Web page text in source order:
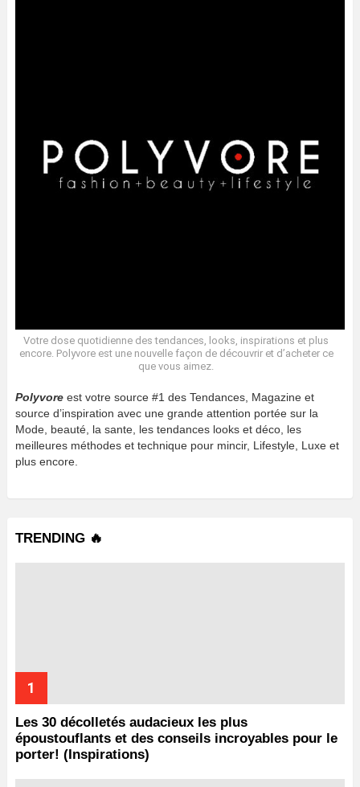
Votre dose quotidienne des tendances, looks, inspirations et plus
encore. Polyvore est une nouvelle façon de découvrir et d’acheter ce
que vous aimez.
Polyvore est votre source #1 des Tendances, Magazine et
source d’inspiration avec une grande attention portée sur la
Mode, beauté, la sante, les tendances looks et déco, les
meilleures méthodes et technique pour mincir, Lifestyle, Luxe et
plus encore.
TRENDING 🔥
Les 30 décolletés audacieux les plus
époustouflants et des conseils incroyables pour le
porter! (Inspirations)